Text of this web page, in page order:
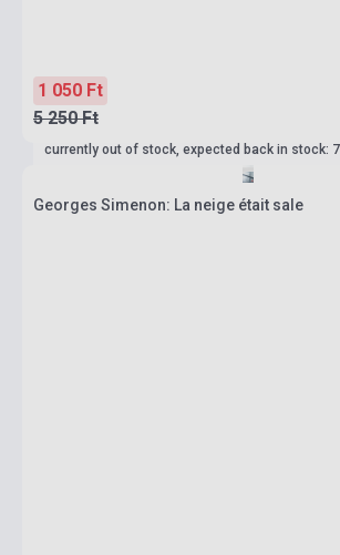
1 050 Ft
5 250 Ft
currently out of stock, expected back in stock:
Georges Simenon: La neige était sale